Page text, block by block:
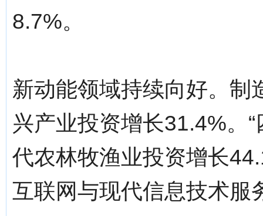
8.7%。
新动能领域持续向好。制
兴产业投资增长31.4%。
代农林牧渔业投资增长
互联网与现代信息技术服